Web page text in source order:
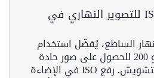
ما هو أفضل إعداد ISO للتصوير النهاري في
الساطع، يُفضّل استخدام
ISO منخفض مثل 100 أو 200 للحصول على صور حادة
وواضحة بأقل قدر من التشويش. رفع ISO في الإضاءة